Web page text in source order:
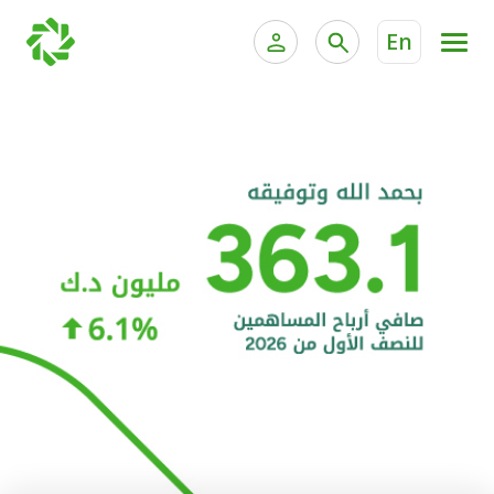
En
الخدمات المصرفية الإلكترونية للشركات
خدمة "بيتك" للتداول الإلكتروني
الحسابات المصرفية
البطاقات
"برامج العملاء"